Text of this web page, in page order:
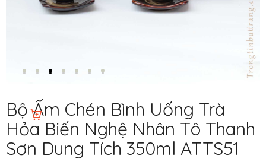
Bộ Ấm Chén Bình Uống Trà
Hỏa Biến Nghệ Nhân Tô Thanh
Sơn Dung Tích 350ml ATTS51